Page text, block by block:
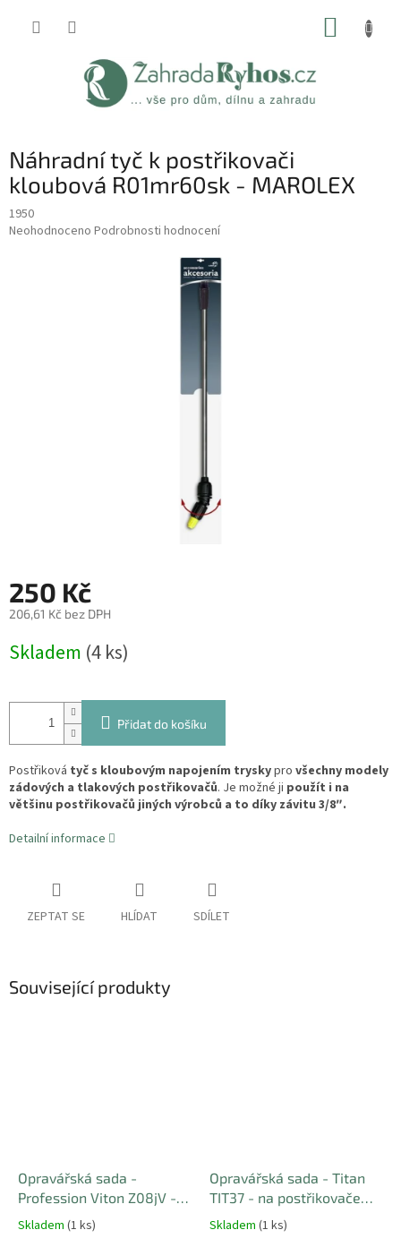
Náhradní tyč k postřikovači
kloubová R01mr60sk - MAROLEX
1950
Průměrné
Neohodnoceno Podrobnosti hodnocení
250 Kč
206,61 Kč bez DPH
cena:
Skladem (4 ks)
Přidat do košíku
Postřiková tyč s kloubovým napojením tryskypro všechny modely
zádových a tlakových postřikovačů. Je možné ji použít i na
většinu postřikovačů jiných výrobců a to díky závitu 3/8″.
Detailní informace
ZEPTAT SE HLÍDAT SDÍLET
Související produkty
Opravářská sada -
Profession Viton Z08jV -
na postřikovače MAROLEX
Skladem (1 ks)
Opravářská sada - Titan
TIT37 - na postřikovače
MAROLEX
Skladem (1 ks)